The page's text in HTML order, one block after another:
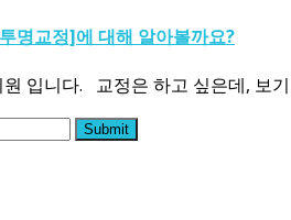
명교정]에 대해 알아볼까요?
입니다. 교정은 하고 싶은데, 보
Submit